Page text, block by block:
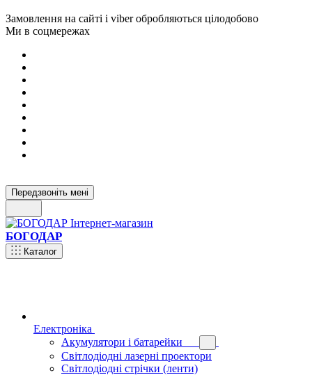
Замовлення на сайті і viber обробляються цілодобово
Ми в соцмережах
Передзвоніть мені
БОГОДАР
Каталог
Електроніка
Акумулятори і батарейки
Світлодіодні лазерні проектори
Світлодіодні стрічки (ленти)